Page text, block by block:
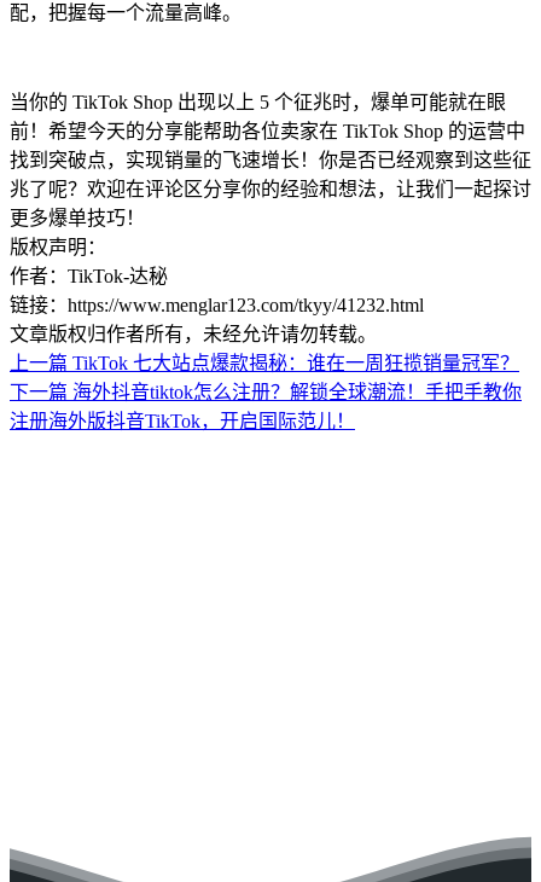
配，把握每一个流量高峰。
当你的 TikTok Shop 出现以上 5 个征兆时，爆单可能就在眼
前！希望今天的分享能帮助各位卖家在 TikTok Shop 的运营中
找到突破点，实现销量的飞速增长！你是否已经观察到这些征
兆了呢？欢迎在评论区分享你的经验和想法，让我们一起探讨
更多爆单技巧！
版权声明：
作者：TikTok-达秘
链接：https://www.menglar123.com/tkyy/41232.html
文章版权归作者所有，未经允许请勿转载。
上一篇 TikTok 七大站点爆款揭秘：谁在一周狂揽销量冠军？
下一篇 海外抖音tiktok怎么注册？解锁全球潮流！手把手教你
注册海外版抖音TikTok，开启国际范儿！